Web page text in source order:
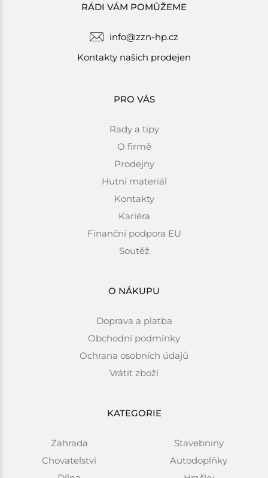
RÁDI VÁM POMŮŽEME
info@zzn-hp.cz
Kontakty našich prodejen
PRO VÁS
Rady a tipy
O firmě
Prodejny
Hutní materiál
Kontakty
Kariéra
Finanční podpora EU
Soutěž
O NÁKUPU
Doprava a platba
Obchodní podmínky
Ochrana osobních údajů
Vrátit zboží
KATEGORIE
Zahrada
Chovatelství
Stavebniny
Autodoplňky